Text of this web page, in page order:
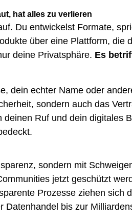
hat alles zu verlieren
Du entwickelst Formate,
über eine Plattform, die
deine Privatsphäre. Es
dein echter Name oder
sondern auch das
deinen Ruf und dein digitales
sondern mit
jetzt geschützt
Prozesse ziehen sich
Datenhandel bis zur